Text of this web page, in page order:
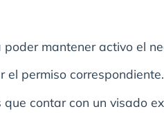
poder mantener activo el
el permiso correspondiente.
que contar con un visado